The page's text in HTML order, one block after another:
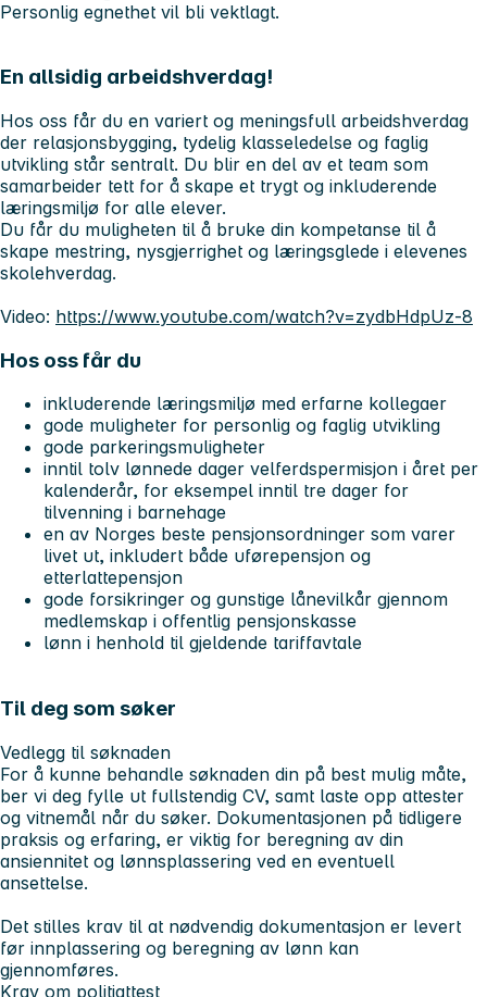
Personlig egnethet vil bli vektlagt.
En allsidig arbeidshverdag!
Hos oss får du en variert og meningsfull arbeidshverdag
der relasjonsbygging, tydelig klasseledelse og faglig
utvikling står sentralt. Du blir en del av et team som
samarbeider tett for å skape et trygt og inkluderende
læringsmiljø for alle elever.
Du får du muligheten til å bruke din kompetanse til å
skape mestring, nysgjerrighet og læringsglede i elevenes
skolehverdag.
Video: https://www.youtube.com/watch?v=zydbHdpUz-8
Hos oss får du
inkluderende læringsmiljø med erfarne kollegaer
gode muligheter for personlig og faglig utvikling
gode parkeringsmuligheter
inntil tolv lønnede dager velferdspermisjon i året per
kalenderår, for eksempel inntil tre dager for
tilvenning i barnehage
en av Norges beste pensjonsordninger som varer
livet ut, inkludert både uførepensjon og
etterlattepensjon
gode forsikringer og gunstige lånevilkår gjennom
medlemskap i offentlig pensjonskasse
lønn i henhold til gjeldende tariffavtale
Til deg som søker
Vedlegg til søknaden
For å kunne behandle søknaden din på best mulig måte,
ber vi deg fylle ut fullstendig CV, samt laste opp attester
og vitnemål når du søker. Dokumentasjonen på tidligere
praksis og erfaring, er viktig for beregning av din
ansiennitet og lønnsplassering ved en eventuell
ansettelse.
Det stilles krav til at nødvendig dokumentasjon er levert
før innplassering og beregning av lønn kan
gjennomføres.
Krav om politiattest